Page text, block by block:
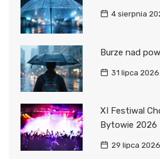
4 sierpnia
Burze nad
31 lipca 2026
XI Festiwal
Bytowie 2026
29 lipca 2026